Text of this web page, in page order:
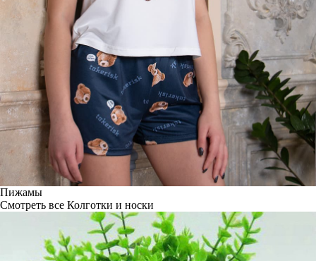
Пижамы
Смотреть все Колготки и носки